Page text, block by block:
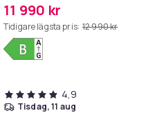
11 990 kr
Tidigare lägsta pris: 12 990 kr
4,9
tisdag, 11 aug